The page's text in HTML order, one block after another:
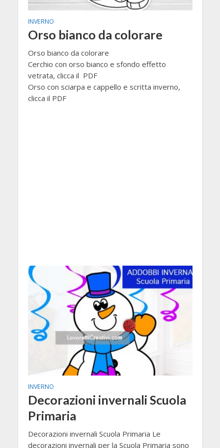
INVERNO
Orso bianco da colorare
Orso bianco da colorare
Cerchio con orso bianco e sfondo effetto
vetrata, clicca il PDF
Orso con sciarpa e cappello e scritta inverno,
clicca il PDF
INVERNO
Decorazioni invernali Scuola
Primaria
Decorazioni invernali Scuola Primaria Le
decorazioni invernali per la Scuola Primaria sono